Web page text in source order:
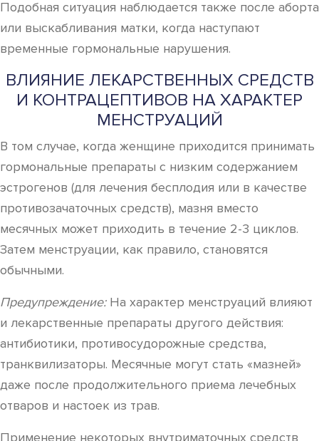
Подобная ситуация наблюдается также после аборта
или выскабливания матки, когда наступают
временные гормональные нарушения.
ВЛИЯНИЕ ЛЕКАРСТВЕННЫХ СРЕДСТВ
И КОНТРАЦЕПТИВОВ НА ХАРАКТЕР
МЕНСТРУАЦИЙ
В том случае, когда женщине приходится принимать
гормональные препараты с низким содержанием
эстрогенов (для лечения бесплодия или в качестве
противозачаточных средств), мазня вместо
месячных может приходить в течение 2-3 циклов.
Затем менструации, как правило, становятся
обычными.
Предупреждение:На характер менструаций влияют
и лекарственные препараты другого действия:
антибиотики, противосудорожные средства,
транквилизаторы. Месячные могут стать «мазней»
даже после продолжительного приема лечебных
отваров и настоек из трав.
Применение некоторых внутриматочных средств